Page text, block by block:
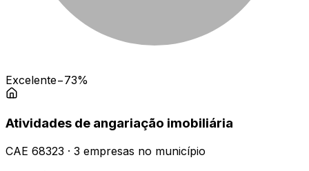
Excelente−73%
Atividades de angariação imobiliária
CAE 68323 · 3 empresas no município